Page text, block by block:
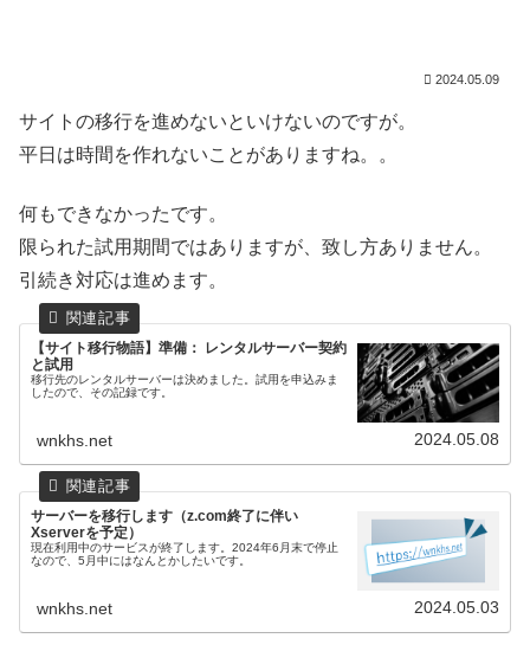
2024.05.09
サイトの移行を進めないといけないのですが。
平日は時間を作れないことがありますね。。
何もできなかったです。
限られた試用期間ではありますが、致し方ありません。
引続き対応は進めます。
【サイト移行物語】準備： レンタルサーバー契約
と試用
移行先のレンタルサーバーは決めました。試用を申込みま
したので、その記録です。
wnkhs.net 2024.05.08
サーバーを移行します（z.com終了に伴い
Xserverを予定）
現在利用中のサービスが終了します。2024年6月末で停止
なので、5月中にはなんとかしたいです。
wnkhs.net 2024.05.03